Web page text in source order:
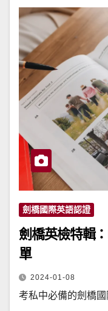
劍橋國際英語認證
劍橋英檢特輯
單
2024-01-08
考私中必備的劍橋